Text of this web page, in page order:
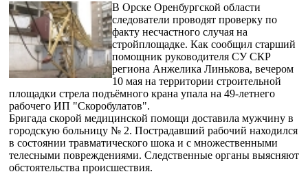
В Орске Оренбургской области
следователи проводят проверку по
факту несчастного случая на
стройплощадке. Как сообщил старший
помощник руководителя СУ СКР
региона Анжелика Линькова, вечером
10 мая на территории строительной
площадки стрела подъёмного крана упала на 49-летнего
рабочего ИП "Скоробулатов".
Бригада скорой медицинской помощи доставила мужчину в
городскую больницу № 2. Пострадавший рабочий находился
в состоянии травматического шока и с множественными
телесными повреждениями. Следственные органы выясняют
обстоятельства происшествия.